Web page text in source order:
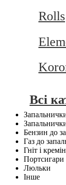
Rolls
Всі
Бензин до
Газ до
Гніт і
Портсигари
Люльки
Інше